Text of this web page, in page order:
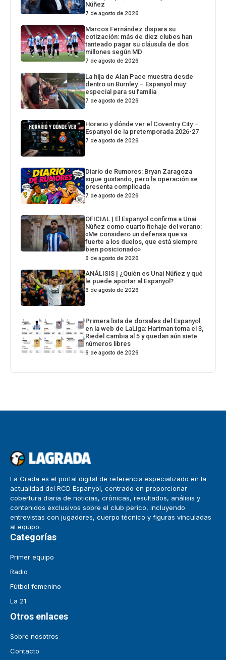
Núñez
7 de agosto de 2026
Marcos Fernández dispara su
cotización: más de diez clubes han
tanteado pagar su cláusula de dos
millones según MD
7 de agosto de 2026
La hija de Alan Pace muestra desde
dentro un Burnley – Espanyol muy
especial para su familia
7 de agosto de 2026
Horario y dónde ver el Coventry City –
Espanyol de la pretemporada 2026-27
7 de agosto de 2026
Diario de Rumores: Bryan Zaragoza
sigue gustando, pero la operación se
presenta complicada
7 de agosto de 2026
OFICIAL | El Espanyol confirma a Unai
Núñez como cuarto fichaje del verano:
«Me considero un defensa que va
fuerte a los duelos, que está siempre
bien posicionado»
6 de agosto de 2026
ANÁLISIS | ¿Quién es Unai Núñez y qué
le puede aportar al Espanyol?
6 de agosto de 2026
Primera lista de dorsales del Espanyol
en la web de LaLiga: Hartman toma el 3,
Riedel cambia al 5 y quedan aún siete
números libres
6 de agosto de 2026
La Grada es el portal digital de referencia especializado en la
actualidad del RCD Espanyol, centrado en proporcionar
cobertura diaria de noticias, crónicas, resultados, análisis y
contenidos exclusivos sobre el club perico, incluyendo
entrevistas con jugadores, cuerpo técnico y figuras vinculadas
al equipo.
Categorías
Primer equipo
Radio
Fútbol femenino
La 21
Otros enlaces
Sobre nosotros
Contacto